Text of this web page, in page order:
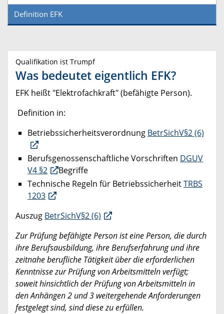
Definition EFK
Qualifikation ist Trumpf
Was bedeutet eigentlich EFK?
EFK heißt "Elektrofachkraft" (befähigte Person).
Definition in:
Betriebssicherheitsverordnung BetrSichV§2 (6)
Berufsgenossenschaftliche Vorschriften DGUV
V4 §2
Begriffe
Technische Regeln für BetriebssicherheitTRBS
1203
Auszug BetrSichV§2 (6)
Zur Prüfung befähigte Person ist eine Person, die durch
ihre Berufsausbildung, ihre Berufserfahrung und ihre
zeitnahe berufliche Tätigkeit über die erforderlichen
Kenntnisse zur Prüfung von Arbeitsmitteln verfügt;
soweit hinsichtlich der Prüfung von Arbeitsmitteln in
den Anhängen 2 und 3 weitergehende Anforderungen
festgelegt sind, sind diese zu erfüllen.